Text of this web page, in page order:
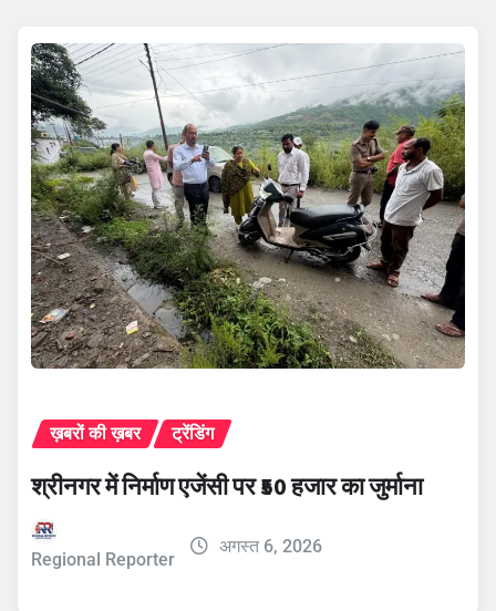
ख़बरों की ख़बर ट्रेंडिंग
श्रीनगर में निर्माण एजेंसी पर ₹50 हजार का जुर्माना
Regional Reporter
अगस्त 6, 2026